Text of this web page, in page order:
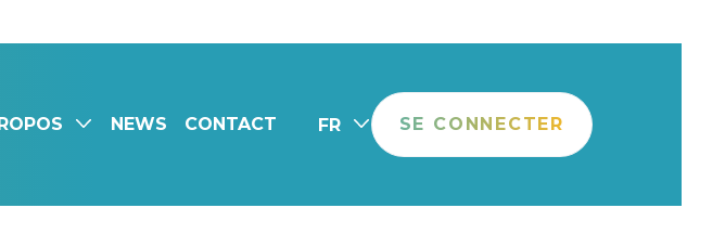
NEWS CONTACT FR SE CONNECTER